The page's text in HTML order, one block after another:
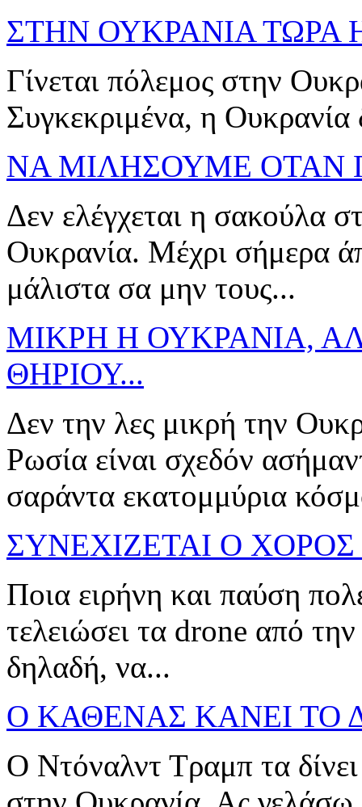
ΣΤΗΝ ΟΥΚΡΑΝΙΑ ΤΩΡΑ
Γίνεται πόλεμος στην
Συγκεκριμένα, η Ουκρανία
ΝΑ ΜΙΛΗΣΟΥΜΕ ΟΤΑΝ
Δεν ελέγχεται η σακούλα
Ουκρανία. Μέχρι σήμερα
μάλιστα σα μην τους...
ΜΙΚΡΗ Η ΟΥΚΡΑΝΙΑ,
ΘΗΡΙΟΥ...
Δεν την λες μικρή την
Ρωσία είναι σχεδόν
σαράντα εκατομμύρια
ΣΥΝΕΧΙΖΕΤΑΙ Ο ΧΟΡΟΣ
Ποια ειρήνη και παύση
τελειώσει τα drone από
δηλαδή, να...
Ο ΚΑΘΕΝΑΣ ΚΑΝΕΙ ΤΟ
Ο Ντόναλντ Τραμπ τα